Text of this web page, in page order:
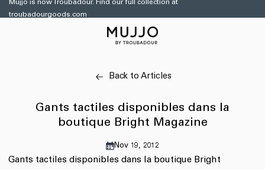
et
passer
Mujjo is now Troubadour. Find our full collection at
troubadourgoods.com
Back to Articles
Gants tactiles disponibles dans la
boutique Bright Magazine
Nov 19, 2012
Gants tactiles disponibles dans la boutique Bright